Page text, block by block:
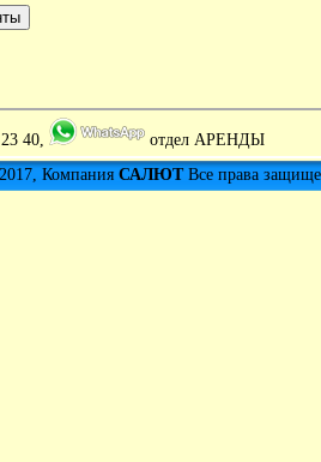
40,
отдел АРЕНДЫ
Компания САЛЮТВсе права